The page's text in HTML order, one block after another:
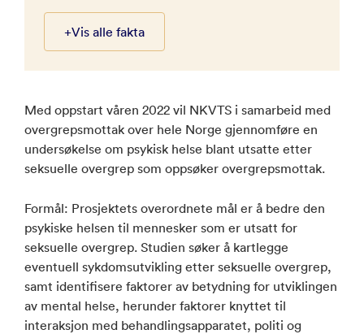
+Vis alle fakta
Med oppstart våren 2022 vil NKVTS i samarbeid med
overgrepsmottak over hele Norge gjennomføre en
undersøkelse om psykisk helse blant utsatte etter
seksuelle overgrep som oppsøker overgrepsmottak.
Formål: Prosjektets overordnete mål er å bedre den
psykiske helsen til mennesker som er utsatt for
seksuelle overgrep. Studien søker å kartlegge
eventuell sykdomsutvikling etter seksuelle overgrep,
samt identifisere faktorer av betydning for utviklingen
av mental helse, herunder faktorer knyttet til
interaksjon med behandlingsapparatet, politi og